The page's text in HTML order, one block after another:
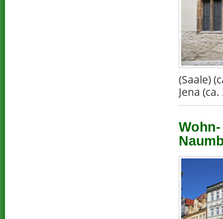
(Saale)
Jena